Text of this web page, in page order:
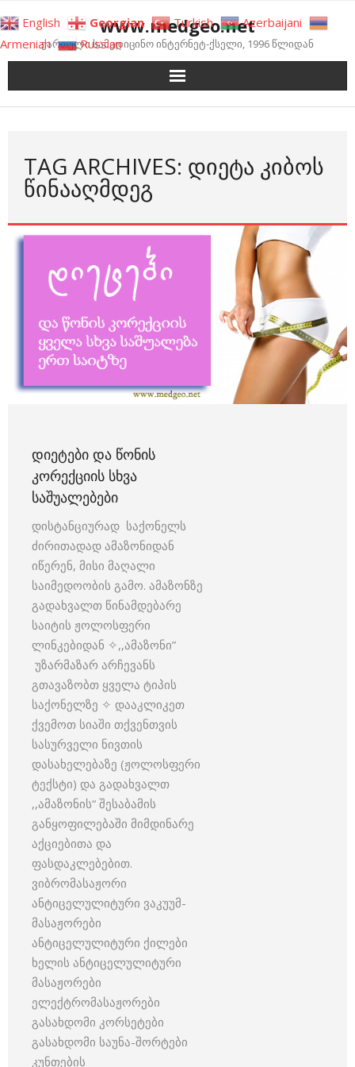
to
content
www.medgeo.net
ქართული სამედიცინო ინტერნეტ-ქსელი, 1996 წლიდან
TAG ARCHIVES: ᲓᲘᲔᲢᲐ ᲙᲘᲑᲝᲡ
ᲬᲘᲜᲐᲐᲦᲛᲓᲔᲒ
ᲓᲘᲔᲢᲔᲑᲘ ᲓᲐ ᲬᲝᲜᲘᲡ
ᲙᲝᲠᲔᲥᲪᲘᲘᲡ ᲡᲮᲕᲐ
ᲡᲐᲨᲣᲐᲚᲔᲑᲔᲑᲘ
დისტანციურად საქონელს
ძირითადად ამაზონიდან
იწერენ, მისი მაღალი
საიმედოობის გამო. ამაზონზე
გადახვალთ წინამდებარე
საიტის ჟოლოსფერი
ლინკებიდან ✧,,ამაზონი”
უზარმაზარ არჩევანს
გთავაზობთ ყველა ტიპის
საქონელზე ✧ დააკლიკეთ
ქვემოთ სიაში თქვენთვის
სასურველი ნივთის
დასახელებაზე (ჟოლოსფერი
ტექსტი) და გადახვალთ
,,ამაზონის“ შესაბამის
განყოფილებაში მიმდინარე
აქციებითა და
ფასდაკლებებით.
ვიბრომასაჟორი
ანტიცელულიტური ვაკუუმ-
მასაჟორები
ანტიცელულიტური ქილები
ხელის ანტიცელულიტური
მასაჟორები
ელექტრომასაჟორები
გასახდომი კორსეტები
გასახდომი საუნა-შორტები
კუნთების
English Georgian Turkish
Azerbaijani
Armenian
Russian